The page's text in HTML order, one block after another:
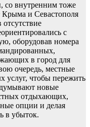
со внутренним тоже
Крыма и Севастополя
с
оборудовав номера
в город для
очередь, местные
услуг, чтобы пережить
новые
отдыхающих,
опции и делая
в убыток.